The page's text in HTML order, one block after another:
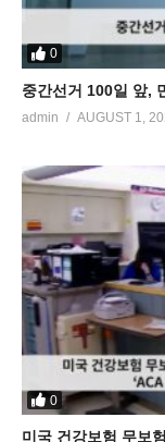
0
중간선거 100일 앞,
admin AUGUST 1,
0
미국 건강보험 무보